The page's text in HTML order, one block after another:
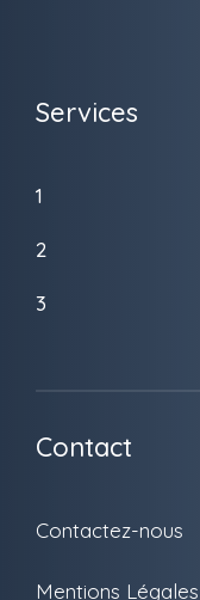
Services
1
2
3
Contact
Contactez-nous
Mentions Légales